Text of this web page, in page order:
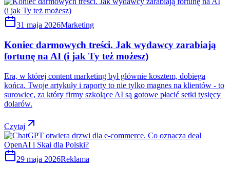
31 maja 2026Marketing
Koniec darmowych treści. Jak wydawcy zarabiają
fortunę na AI (i jak Ty też możesz)
Era, w której content marketing był głównie kosztem, dobiega
końca. Twoje artykuły i raporty to nie tylko magnes na klientów - to
surowiec, za który firmy szkolące AI są gotowe płacić setki tysięcy
dolarów.
Czytaj
29 maja 2026Reklama